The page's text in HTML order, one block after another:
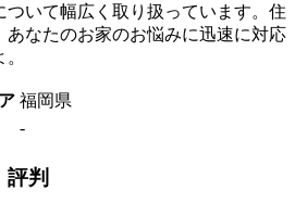
ついて幅広く取り扱っています。住
あなたのお家のお悩みに迅速に対応
福岡県
‐
評判